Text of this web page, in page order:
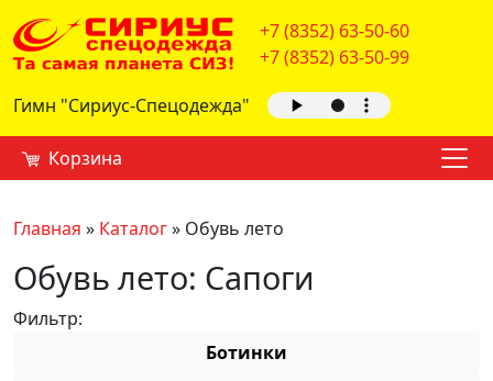
+7 (8352) 63-50-60
+7 (8352) 63-50-99
Гимн "Сириус-Спецодежда"
Корзина
Главная » Каталог» Обувь лето
Обувь лето: Сапоги
Фильтр:
Ботинки